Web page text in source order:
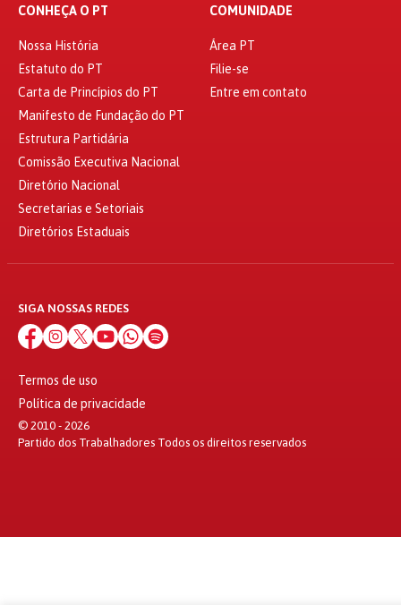
CONHEÇA O PT
Nossa História
Estatuto do PT
Carta de Princípios do PT
Manifesto de Fundação do PT
Estrutura Partidária
Comissão Executiva Nacional
Diretório Nacional
Secretarias e Setoriais
Diretórios Estaduais
COMUNIDADE
Área PT
Filie-se
Entre em contato
SIGA NOSSAS REDES
Termos de uso
Política de privacidade
© 2010 - 2026
Partido dos Trabalhadores Todos os direitos reservados